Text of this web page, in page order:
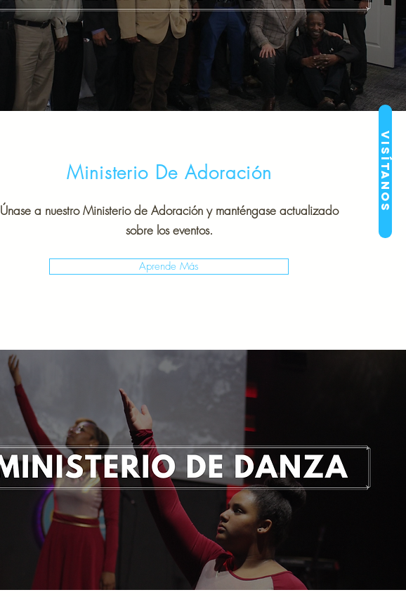
Visítanos
Ministerio De Adoración
Únase a nuestro Ministerio de Adoración y manténgase actualizado
sobre los eventos.
Aprende Más